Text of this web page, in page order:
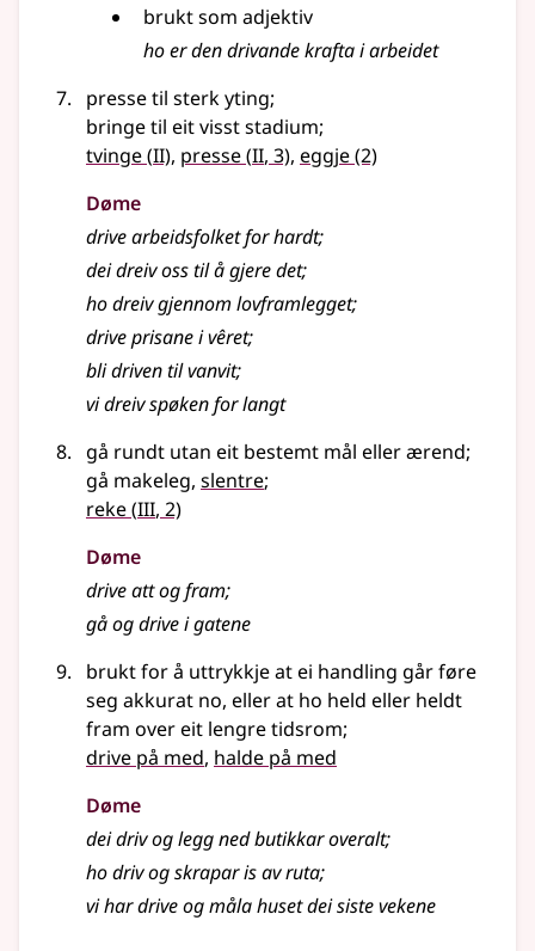
brukt som adjektiv
ho er den drivande krafta i arbeidet
presse til sterk yting;
bringe til eit visst stadium;
tvinge(2
II), presse(2
II, 3), eggje(2)
Døme
drive arbeidsfolket for hardt;
dei dreiv oss til å gjere det;
ho dreiv gjennom lovframlegget;
drive prisane i vêret;
bli driven til vanvit;
vi dreiv spøken for langt
gå rundt utan eit bestemt mål eller ærend;
gå makeleg, slentre;
reke(3
III, 2)
Døme
drive att og fram;
gå og drive i gatene
brukt for å uttrykkje at ei handling går føre
seg akkurat no, eller at ho held eller heldt
fram over eit lengre tidsrom;
drive på med, halde på med
Døme
dei driv og legg ned butikkar overalt;
ho driv og skrapar is av ruta;
vi har drive og måla huset dei siste vekene